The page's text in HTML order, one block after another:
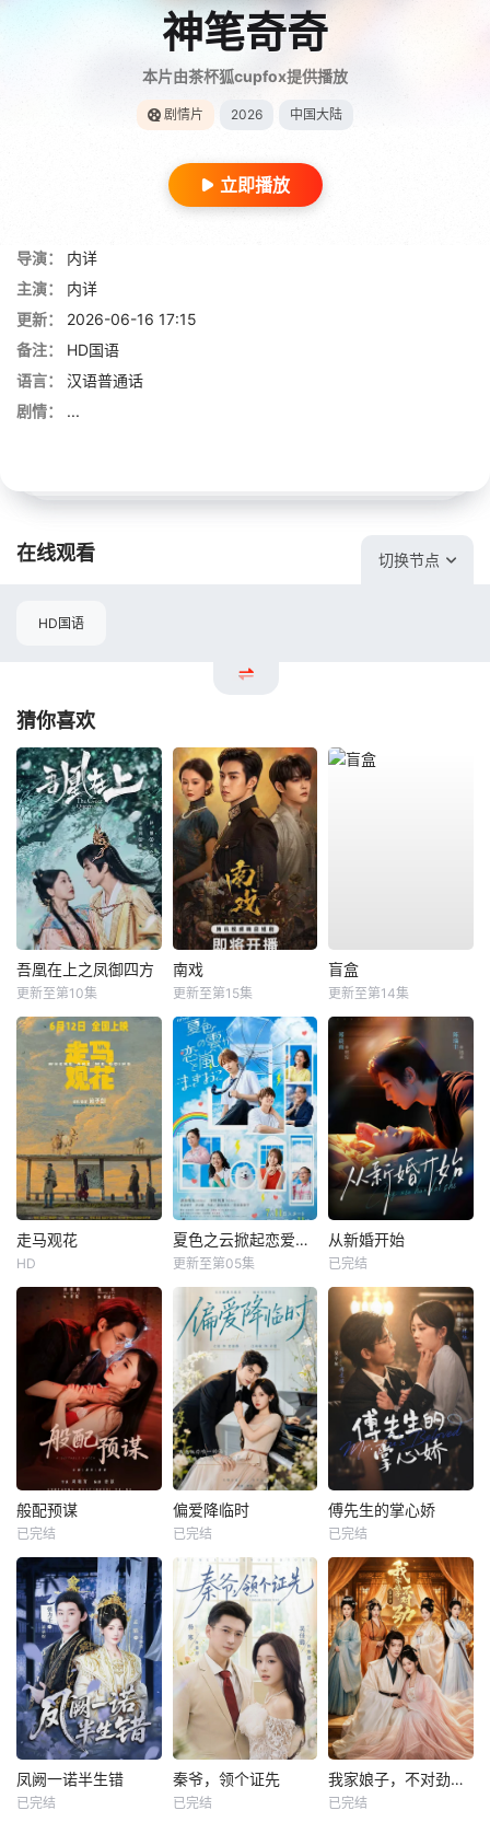
神笔奇奇
本片由茶杯狐cupfox提供播放
剧情片 2026 中国大陆
立即播放
导演：
内详
主演：
内详
更新：
2026-06-16 17:15
备注：
HD国语
语言：
汉语普通话
剧情：
...
在线观看 切换节点
HD国语
猜你喜欢
吾凰在上之凤御四方
更新至第10集
南戏
更新至第15集
盲盒
更新至第14集
走马观花
HD
夏色之云掀起恋爱与风暴
更新至第05集
从新婚开始
已完结
般配预谋
已完结
偏爱降临时
已完结
傅先生的掌心娇
已完结
凤阙一诺半生错
已完结
秦爷，领个证先
已完结
我家娘子，不对劲第四季
已完结